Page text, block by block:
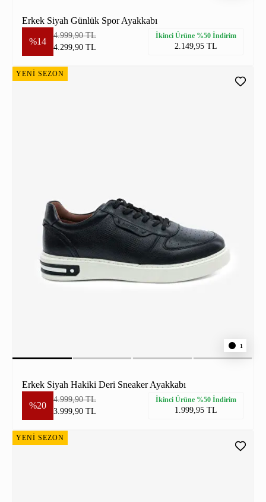
Erkek Siyah Günlük Spor Ayakkabı
%14
4.999,90 TL
4.299,90 TL
İkinci Ürüne %50 İndirim
2.149,95 TL
YENİ SEZON
1
Erkek Siyah Hakiki Deri Sneaker Ayakkabı
%20
4.999,90 TL
3.999,90 TL
İkinci Ürüne %50 İndirim
1.999,95 TL
YENİ SEZON